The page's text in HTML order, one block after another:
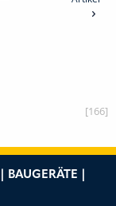
[166]
BAUGERÄTE |